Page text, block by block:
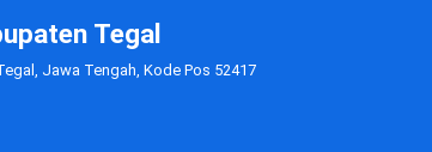
Tegal
Jawa Tengah, Kode Pos 52417